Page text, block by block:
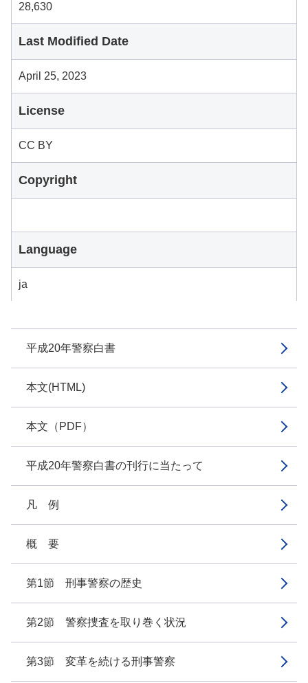
平成20年警察白書
本文(HTML)
本文（PDF）
平成20年警察白書の刊行に当たって
凡 例
概 要
第1節 刑事警察の歴史
第2節 警察捜査を取り巻く状況
第3節 変革を続ける刑事警察
28,630
Last Modified Date
April 25, 2023
License
CC BY
Copyright
Language
ja